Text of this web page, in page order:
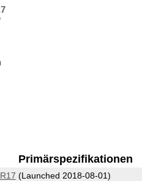
Primärspezifikationen
(Launched 2018-08-01)